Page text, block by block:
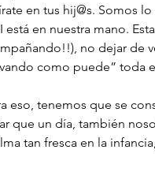
en tus hij@s. Somos
está en nuestra mano.
no dejar de
como puede” toda
eso, tenemos que se
que un día, también
tan fresca en la